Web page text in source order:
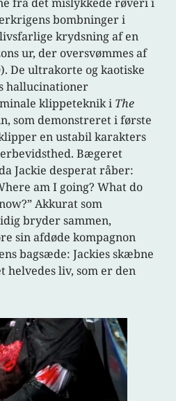
bombninger i
krydsning af en
ur, der oversvømmes af
De ultrakorte og kaotiske
hallucinationer
klippeteknik i The
som demonstreret i første
en ustabil karakters
Bægeret
Jackie desperat råber:
am I going? What do
Akkurat som
bryder sammen,
sin afdøde kompagnon
bagsæde: Jackies skæbne
helvedes liv, som er den